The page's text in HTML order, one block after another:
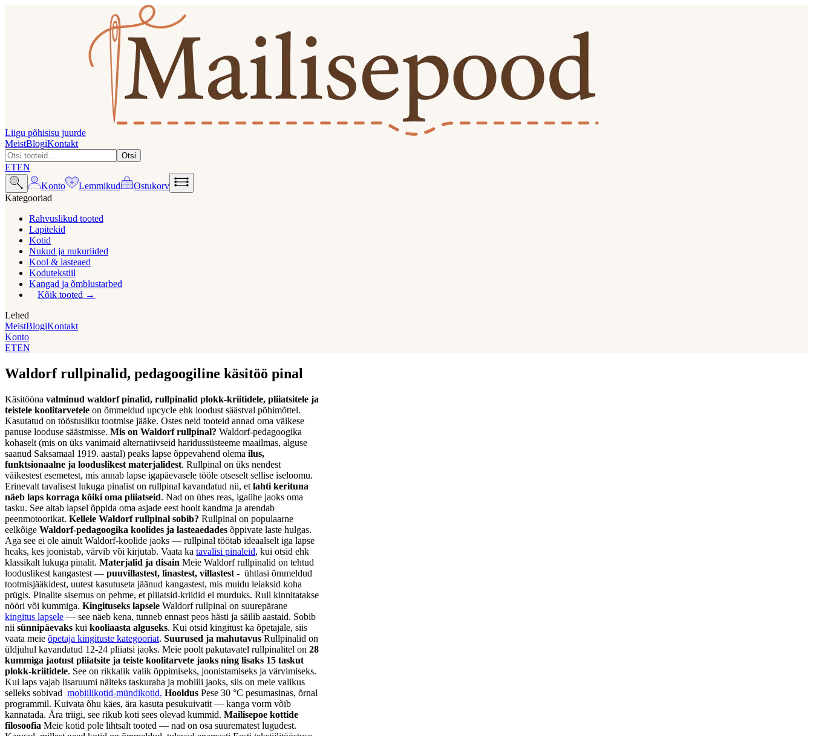
Liigu põhisisu juurde
MeistBlogiKontakt
Otsi
ETEN
Konto
Lemmikud
Ostukorv
Kategooriad
Rahvuslikud tooted
Lapitekid
Kotid
Nukud ja nukuriided
Kool & lasteaed
Kodutekstiil
Kangad ja õmblustarbed
Kõik tooted
Lehed
MeistBlogiKontakt
Konto
ETEN
Waldorf rullpinalid, pedagoogiline käsitöö pinal
Käsitööna valminud waldorf pinalid, rullpinalid plokk-kriitidele, pliiatsitele ja
teistele koolitarvetele on õmmeldud upcycle ehk loodust säästval põhimõttel.
Kasutatud on tööstusliku tootmise jääke. Ostes neid tooteid annad oma väikese
panuse looduse säästmisse. Mis on Waldorf rullpinal? Waldorf-pedagoogika
kohaselt (mis on üks vanimaid alternatiivseid haridussüsteeme maailmas, alguse
saanud Saksamaal 1919. aastal) peaks lapse õppevahend olema ilus,
funktsionaalne ja looduslikest materjalidest. Rullpinal on üks nendest
väikestest esemetest, mis annab lapse igapäevasele tööle otseselt sellise iseloomu.
Erinevalt tavalisest lukuga pinalist on rullpinal kavandatud nii, et lahti kerituna
näeb laps korraga kõiki oma pliiatseid. Nad on ühes reas, igaühe jaoks oma
tasku. See aitab lapsel õppida oma asjade eest hoolt kandma ja arendab
peenmotoorikat. Kellele Waldorf rullpinal sobib? Rullpinal on populaarne
eelkõige Waldorf-pedagoogika koolides ja lasteaedades õppivate laste hulgas.
Aga see ei ole ainult Waldorf-koolide jaoks — rullpinal töötab ideaalselt iga lapse
heaks, kes joonistab, värvib või kirjutab. Vaata ka tavalisi pinaleid, kui otsid ehk
klassikalt lukuga pinalit. Materjalid ja disain Meie Waldorf rullpinalid on tehtud
looduslikest kangastest — puuvillastest, linastest, villastest - ühtlasi õmmeldud
tootmisjääkidest, uutest kasutuseta jäänud kangastest, mis muidu leiaksid koha
prügis. Pinalite sisemus on pehme, et pliiatsid-kriidid ei murduks. Rull kinnitatakse
nööri või kummiga. Kingituseks lapsele Waldorf rullpinal on suurepärane
kingitus lapsele — see näeb kena, tunneb ennast peos hästi ja säilib aastaid. Sobib
nii sünnipäevaks kui kooliaasta alguseks. Kui otsid kingitust ka õpetajale, siis
vaata meie õpetaja kingituste kategooriat. Suurused ja mahutavus Rullpinalid on
üldjuhul kavandatud 12-24 pliiatsi jaoks. Meie poolt pakutavatel rullpinalitel on 28
kummiga jaotust pliiatsite ja teiste koolitarvete jaoks ning lisaks 15 taskut
plokk-kriitidele. See on rikkalik valik õppimiseks, joonistamiseks ja värvimiseks.
Kui laps vajab lisaruumi näiteks taskuraha ja mobiili jaoks, siis on meie valikus
selleks sobivad mobiilikotid-mündikotid. Hooldus Pese 30 °C pesumasinas, õrnal
programmil. Kuivata õhu käes, ära kasuta pesukuivatit — kanga vorm võib
kannatada. Ära triigi, see rikub koti sees olevad kummid. Mailisepoe kottide
filosoofia Meie kotid pole lihtsalt tooted — nad on osa suurematest lugudest.